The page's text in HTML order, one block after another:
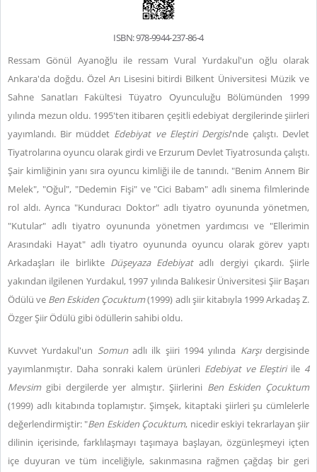
ISBN: 978-9944-237-86-4
Ressam Gönül Ayanoğlu ile ressam Vural Yurdakul'un oğlu olarak
Ankara'da doğdu. Özel Arı Lisesini bitirdi Bilkent Üniversitesi Müzik ve
Sahne Sanatları Fakültesi Tüyatro Oyunculuğu Bölümünden 1999
yılında mezun oldu. 1995'ten itibaren çeşitli edebiyat dergilerinde şiirleri
yayımlandı. Bir müddet Edebiyat ve Eleştiri Dergisi'nde çalıştı. Devlet
Tiyatrolarına oyuncu olarak girdi ve Erzurum Devlet Tiyatrosunda çalıştı.
Şair kimliğinin yanı sıra oyuncu kimliği ile de tanındı. "Benim Annem Bir
Melek", "Oğul", "Dedemin Fişi" ve "Cici Babam" adlı sinema filmlerinde
rol aldı. Ayrıca "Kunduracı Doktor" adlı tiyatro oyununda yönetmen,
"Kutular" adlı tiyatro oyununda yönetmen yardımcısı ve "Ellerimin
Arasındaki Hayat" adlı tiyatro oyununda oyuncu olarak görev yaptı
Arkadaşları ile birlikte Düşeyaza Edebiyatadlı dergiyi çıkardı. Şiirle
yakından ilgilenen Yurdakul, 1997 yılında Balıkesir Üniversitesi Şiir Başarı
Ödülü ve Ben Eskiden Çocuktum(1999) adlı şiir kitabıyla 1999 Arkadaş Z.
Özger Şiir Ödülü gibi ödüllerin sahibi oldu.
Kuvvet Yurdakul'un Somunadlı ilk şiiri 1994 yılında Karşıdergisinde
yayımlanmıştır. Daha sonraki kalem ürünleri Edebiyat ve Eleştiriile 4
Mevsimgibi dergilerde yer almıştır. Şiirlerini Ben Eskiden Çocuktum
(1999) adlı kitabında toplamıştır. Şimşek, kitaptaki şiirleri şu cümlelerle
değerlendirmiştir: "Ben Eskiden Çocuktum, nicedir eskiyi tekrarlayan şiir
dilinin içerisinde, farklılaşmayı taşımaya başlayan, özgünleşmeyi içten
içe duyuran ve tüm inceliğiyle, sakınmasına rağmen çağdaş bir geri